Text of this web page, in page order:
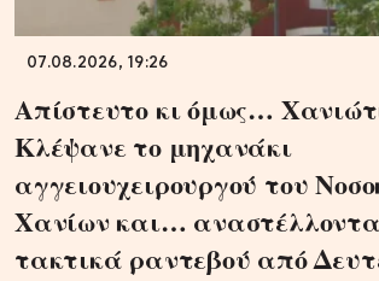
07.08.2026, 19:26
Απίστευτο κι όμως…
Κλέψανε το μηχανάκι
αγγειουχειρουργού του
Χανίων και…
τακτικά ραντεβού από